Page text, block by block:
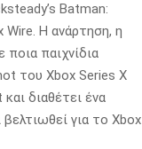
Batman:
Wire. Η ανάρτηση, η
παιχνίδια
του Xbox Series X
διαθέτει ένα
για το Xbox